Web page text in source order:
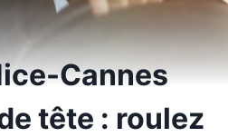
Cannes
tête : roulez